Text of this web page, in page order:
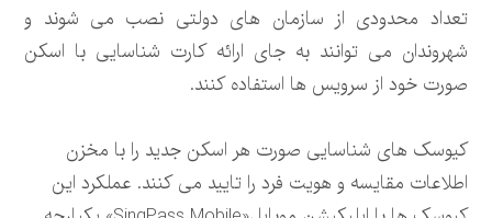
تعداد محدودی از سازمان های دولتی نصب می شوند و
شهروندان می توانند به جای ارائه کارت شناسایی با اسکن
صورت خود از سرویس ها استفاده کنند.
کیوسک های شناسایی صورت هر اسکن جدید را با مخزن
اطلاعات مقایسه و هویت فرد را تایید می کنند. عملکرد این